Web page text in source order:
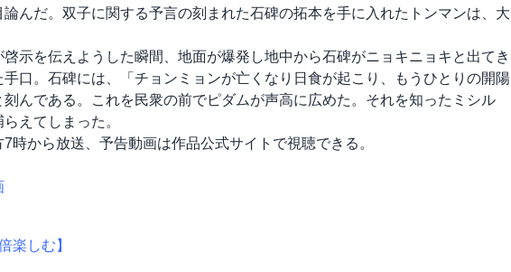
論んだ。双子に関する予言の刻まれた石碑の拓本を手に入れたトンマンは、大
示を伝えようした瞬間、地面が爆発し地中から石碑がニョキニョキと出てき
口。石碑には、「チョンミョンが亡くなり日食が起こり、もうひとりの開陽
んである。これを民衆の前でピダムが声高に広めた。それを知ったミシル
えてしまった。
時から放送、予告動画は作品公式サイトで視聴できる。
楽しむ】